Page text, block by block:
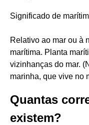
Significado de
Relativo ao mar ou à
marítima. Planta
vizinhanças do mar.
marinha, que vive no
Quantas
existem?